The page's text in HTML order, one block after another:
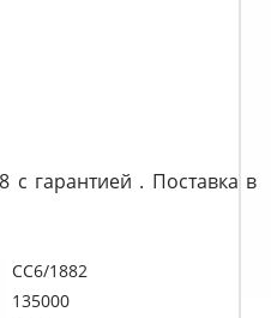
c гарантией . Поставка в
CC6/1882
135000